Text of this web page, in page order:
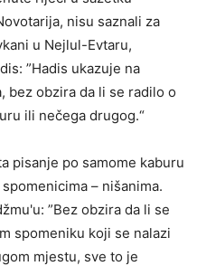
nisu saznali za
u Nejlul-Evtaru,
”Hadis ukazuje na
bez obzira da li se radilo o
ili nečega drugog.“
pisanje po samome kaburu
– nišanima.
”Bez obzira da li se
spomeniku koji se nalazi
mjestu, sve to je